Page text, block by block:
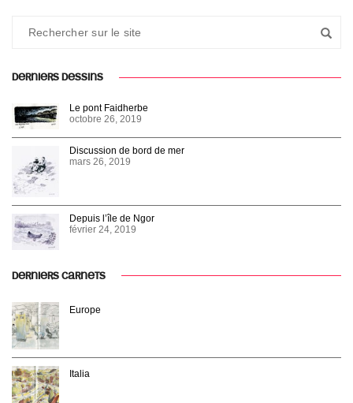
DERNIERS DESSINS
Le pont Faidherbe
octobre 26, 2019
Discussion de bord de mer
mars 26, 2019
Depuis l’île de Ngor
février 24, 2019
DERNIERS CARNETS
Europe
Italia